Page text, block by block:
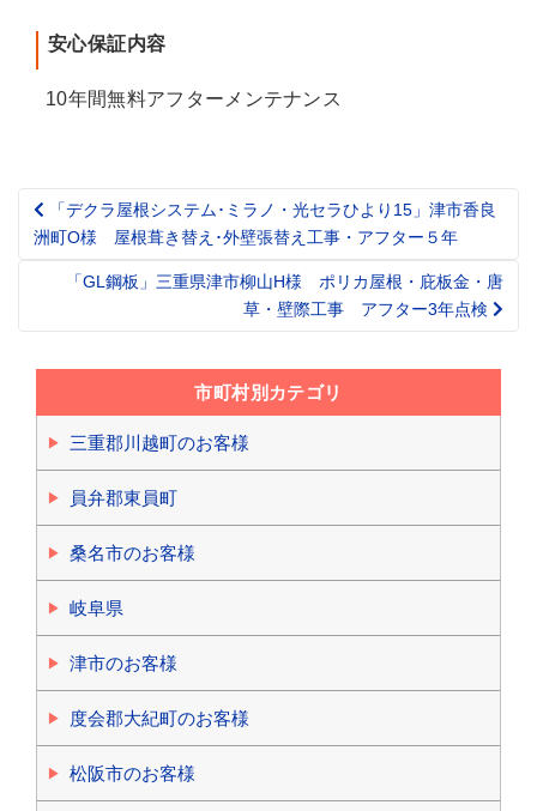
安心保証内容
10年間無料アフターメンテナンス
Post
navigation
「デクラ屋根システム･ミラノ・光セラひより15」津市香良
洲町O様 屋根葺き替え･外壁張替え工事・アフター５年
「GL鋼板」三重県津市柳山H様 ポリカ屋根・庇板金・唐
草・壁際工事 アフター3年点検
市町村別カテゴリ
三重郡川越町のお客様
員弁郡東員町
桑名市のお客様
岐阜県
津市のお客様
度会郡大紀町のお客様
松阪市のお客様